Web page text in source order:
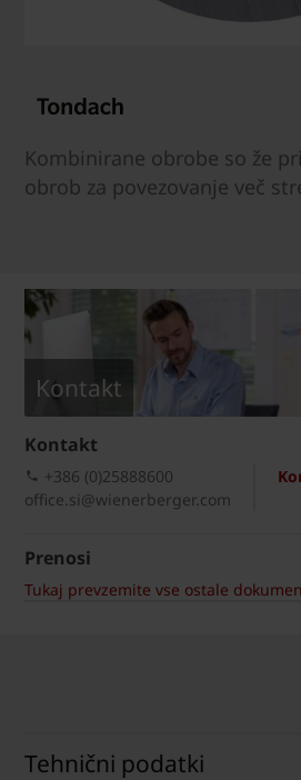
Kombinirane obrobe so že
obrob za povezovanje več
Kontakt
Kontakt
+386 (0)25888600
office.si@wienerberger.com
Prenosi
Tukaj prevzemite vse ostale
Tehnični podatki